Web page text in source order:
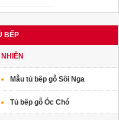
BẾP
Mẫu tủ bếp gỗ Sồi Nga
Tủ bếp gỗ Óc Chó